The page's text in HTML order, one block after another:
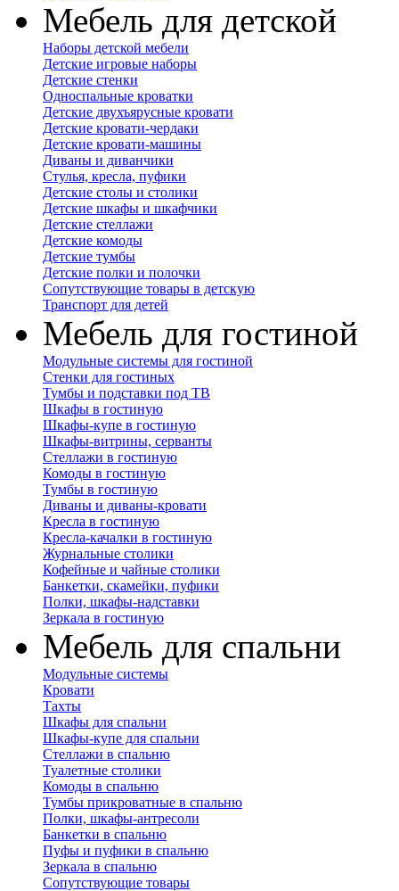
Мебель для детской
Наборы детской мебели
Детские игровые наборы
Детские стенки
Односпальные кроватки
Детские двухъярусные кровати
Детские кровати-чердаки
Детские кровати-машины
Диваны и диванчики
Стулья, кресла, пуфики
Детские столы и столики
Детские шкафы и шкафчики
Детские стеллажи
Детские комоды
Детские тумбы
Детские полки и полочки
Сопутствующие товары в детскую
Транспорт для детей
Мебель для гостиной
Модульные системы для гостиной
Стенки для гостиных
Тумбы и подставки под ТВ
Шкафы в гостиную
Шкафы-купе в гостиную
Шкафы-витрины, серванты
Стеллажи в гостиную
Комоды в гостиную
Тумбы в гостиную
Диваны и диваны-кровати
Кресла в гостиную
Кресла-качалки в гостиную
Журнальные столики
Кофейные и чайные столики
Банкетки, скамейки, пуфики
Полки, шкафы-надставки
Зеркала в гостиную
Мебель для спальни
Модульные системы
Кровати
Тахты
Шкафы для спальни
Шкафы-купе для спальни
Стеллажи в спальню
Туалетные столики
Комоды в спальню
Тумбы прикроватные в спальню
Полки, шкафы-антресоли
Банкетки в спальню
Пуфы и пуфики в спальню
Зеркала в спальню
Сопутствующие товары